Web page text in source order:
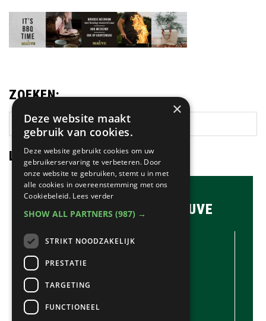
ZOEKEN:
Zoek
op
deze
website
LAATSTE NIEUWS:
BRASSERIE & BAR MAUVE
CONTACTGEGEVENS //
info@mauve.nl
×
Deze website maakt
gebruik van cookies.
Deze website gebruikt cookies om uw
gebruikerservaring te verbeteren. Door
onze website te gebruiken, stemt u in met
alle cookies in overeenstemming met ons
Cookiebeleid. Lees verder
SHOW ALL PARTNERS (987) →
STRIKT NOODZAKELIJK
PRESTATIE
TARGETING
FUNCTIONEEL